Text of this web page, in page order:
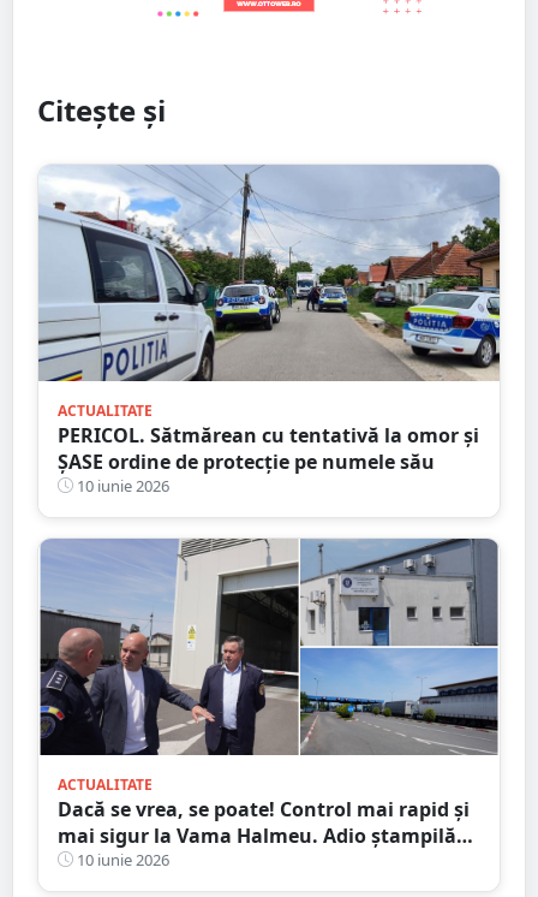
Citește și
ACTUALITATE
PERICOL. Sătmărean cu tentativă la omor și
ȘASE ordine de protecție pe numele său
10 iunie 2026
ACTUALITATE
Dacă se vrea, se poate! Control mai rapid și
mai sigur la Vama Halmeu. Adio ștampilă
”comunistă”
10 iunie 2026